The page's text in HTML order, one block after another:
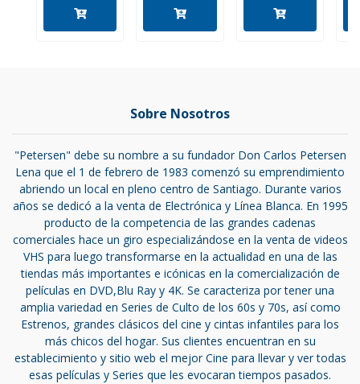
Sobre Nosotros
"Petersen" debe su nombre a su fundador Don Carlos Petersen
Lena que el 1 de febrero de 1983 comenzó su emprendimiento
abriendo un local en pleno centro de Santiago. Durante varios
años se dedicó a la venta de Electrónica y Línea Blanca. En 1995
producto de la competencia de las grandes cadenas
comerciales hace un giro especializándose en la venta de videos
VHS para luego transformarse en la actualidad en una de las
tiendas más importantes e icónicas en la comercialización de
películas en DVD,Blu Ray y 4K. Se caracteriza por tener una
amplia variedad en Series de Culto de los 60s y 70s, así como
Estrenos, grandes clásicos del cine y cintas infantiles para los
más chicos del hogar. Sus clientes encuentran en su
establecimiento y sitio web el mejor Cine para llevar y ver todas
esas películas y Series que les evocaran tiempos pasados.